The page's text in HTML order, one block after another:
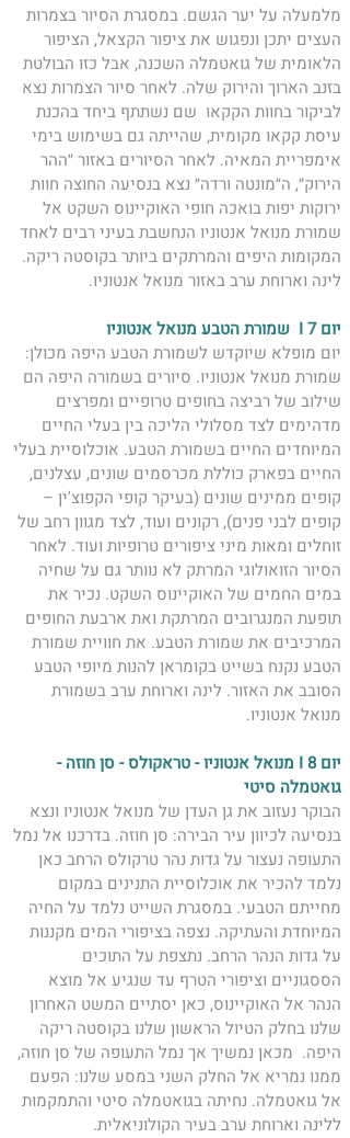
מלמעלה על יער הגשם. במסגרת הסיור בצמרות
העצים יתכן ונפגוש את ציפור הקצאל, הציפור
הלאומית של גואטמלה השכנה, אבל כזו הבולטת
בזנב הארוך והירוק שלה. לאחר סיור הצמרות נצא
לביקור בחוות הקקאו  שם נשתתף ביחד בהכנת
עיסת קקאו מקומית, שהייתה גם בשימוש בימי
אימפריית המאיה. לאחר הסיורים באזור ״ההר
הירוק״, ה״מונטה ורדה״ נצא בנסיעה החוצה חוות
ירוקות יפות בואכה חופי האוקיינוס השקט אל
שמורת מנואל אנטוניו הנחשבת בעיני רבים לאחד
המקומות היפים והמרתקים ביותר בקוסטה ריקה.
לינה וארוחת ערב באזור מנואל אנטוניו.
יום 7 I  שמורת הטבע מנואל אנטוניו
יום מופלא שיוקדש לשמורת הטבע היפה מכולן:
שמורת מנואל אנטוניו. סיורים בשמורה היפה הם
שילוב של רביצה בחופים טרופיים ומפרצים
מדהימים לצד מסלולי הליכה בין בעלי החיים
המיוחדים החיים בשמורת הטבע. אוכלוסיית בעלי
החיים בפארק כוללת מכרסמים שונים, עצלנים,
קופים ממינים שונים (בעיקר קופי הקפוצ'ין –
קופים לבני פנים), רקונים ועוד, לצד מגוון רחב של
זוחלים ומאות מיני ציפורים טרופיות ועוד. לאחר
הסיור הזואולוגי המרתק לא נוותר גם על שחיה
במים החמים של האוקיינוס השקט. נכיר את
תופעת המנגרובים המרתקת ואת ארבעת החופים
המרכיבים את שמורת הטבע. את חוויית שמורת
הטבע נקנח בשייט בקומראן להנות מיופי הטבע
הסובב את האזור. לינה וארוחת ערב בשמורת
מנואל אנטוניו.
יום 8 I מנואל אנטוניו - טראקולס - סן חוזה -
גואטמלה סיטי
הבוקר נעזוב את גן העדן של מנואל אנטוניו ונצא
בנסיעה לכיוון עיר הבירה: סן חוזה. בדרכנו אל נמל
התעופה נעצור על גדות נהר טרקולס הרחב כאן
נלמד להכיר את אוכלוסיית התנינים במקום
מחייתם הטבעי. במסגרת השייט נלמד על החיה
המיוחדת והעתיקה. נצפה בציפורי המים מקננות
על גדות הנהר הרחב. נתצפת על התוכים
הססגוניים וציפורי הטרף עד שנגיע אל מוצא
הנהר אל האוקיינוס, כאן יסתיים המשט האחרון
שלנו בחלק הטיול הראשון שלנו בקוסטה ריקה
היפה.  מכאן נמשיך אך נמל התעופה של סן חוזה,
ממנו נמריא אל החלק השני במסע שלנו: הפעם
אל גואטמלה. נחיתה בגואטמלה סיטי והתמקמות
ללינה וארוחת ערב בעיר הקולוניאלית.